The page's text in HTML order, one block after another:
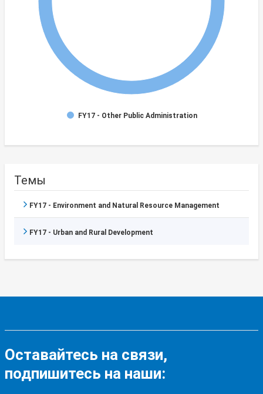
FY17 - Other Public Administration
Темы
FY17 - Environment and Natural Resource Management
FY17 - Urban and Rural Development
Оставайтесь на связи,
подпишитесь на наши: